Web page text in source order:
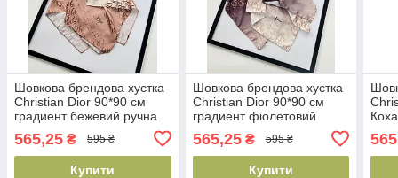
Шовкова брендова хустка
Christian Dior 90*90 см
градиент бежевий ручна
565,25 ₴ 595 ₴
Купити
Шовкова брендова хустка
Christian Dior 90*90 см
градиент фіолетовий
565,25₴ 595 ₴
Купити